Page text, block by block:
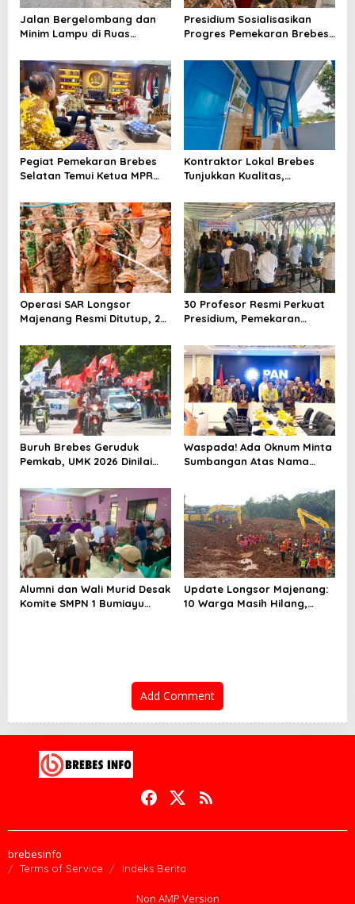
Jalan Bergelombang dan
Minim Lampu di Ruas
Telan Korban, Innova
Hantam Pohon di
Bantarkawung
Presidium Sosialisasikan
Progres Pemekaran Brebes
Pansus DPRD Jateng Jadi
Tahap Berikutnya
Pegiat Pemekaran Brebes
Selatan Temui Ketua MPR
Dukungan Urus Berkas ke
Provinsi
Kontraktor Lokal Brebes
Tunjukkan Kualitas,
Negeri Brebes Rampung
Operasi SAR Longsor
Majenang Resmi Ditutup, 2
hingga Hari ke-10
30 Profesor Resmi Perkuat
Presidium, Pemekaran
Terbendung
Buruh Brebes Geruduk
Pemkab, UMK 2026 Dinilai
Waspada! Ada Oknum Minta
Sumbangan Atas Nama
Alumni dan Wali Murid Desak
Komite SMPN 1 Bumiayu
Update Longsor Majenang:
10 Warga Masih Hilang,
Add Comment
brebesinfo
Terms of Service Indeks Berita
Non AMP Version